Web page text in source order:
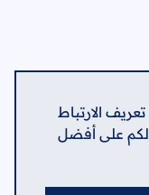
الارتباط
على أفضل